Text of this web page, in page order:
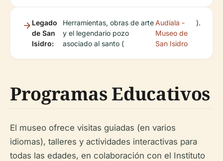
Legado
de San
Isidro:
Herramientas, obras de arte
y el legendario pozo
asociado al santo (
Audiala -
Museo de
San Isidro
).
Programas Educativos
El museo ofrece visitas guiadas (en varios
idiomas), talleres y actividades interactivas para
todas las edades, en colaboración con el Instituto